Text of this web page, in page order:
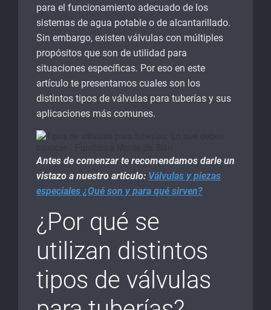
para el funcionamiento adecuado de los
sistemas de agua potable o de alcantarillado.
Sin embargo, existen válvulas con múltiples
propósitos que son de utilidad para
situaciones específicas. Por eso en este
artículo te presentamos cuales son los
distintos tipos de válvulas para tuberías y sus
aplicaciones más comunes.
Antes de comenzar te recomendamos darle un
vistazo a nuestro artículo: Válvulas y piezas
especiales ¿Qué son y para qué sirven?
¿Por qué se
utilizan distintos
tipos de válvulas